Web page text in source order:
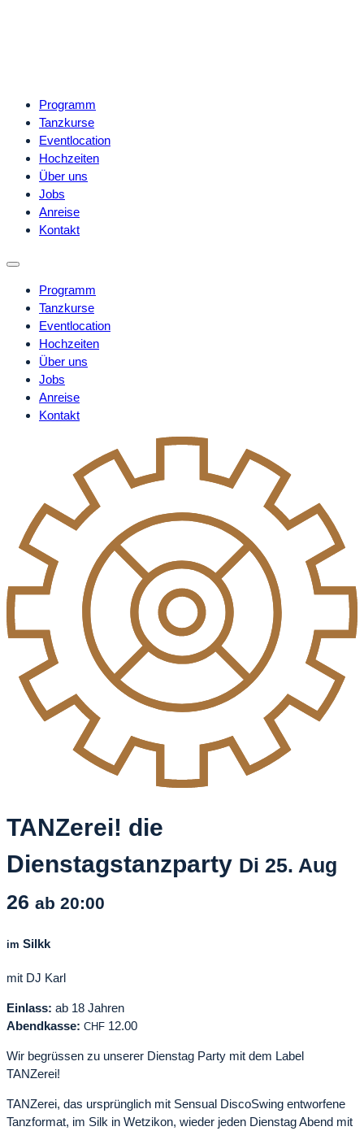
Programm
Tanzkurse
Eventlocation
Hochzeiten
Über uns
Jobs
Anreise
Kontakt
Programm
Tanzkurse
Eventlocation
Hochzeiten
Über uns
Jobs
Anreise
Kontakt
TANZerei! die
Dienstagstanzparty Di 25. Aug
26 ab 20:00
im Silkk
mit DJ Karl
Einlass: ab 18 Jahren
Abendkasse: CHF 12.00
Wir begrüssen zu unserer Dienstag Party mit dem Label
TANZerei!
TANZerei, das ursprünglich mit Sensual DiscoSwing entworfene
Tanzformat, im Silk in Wetzikon, wieder jeden Dienstag Abend mit